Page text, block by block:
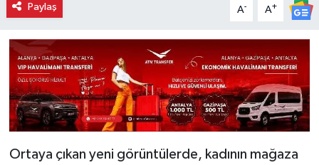
Paylaş A- A+
Ortaya çıkan yeni görüntülerde, kadının mağaza